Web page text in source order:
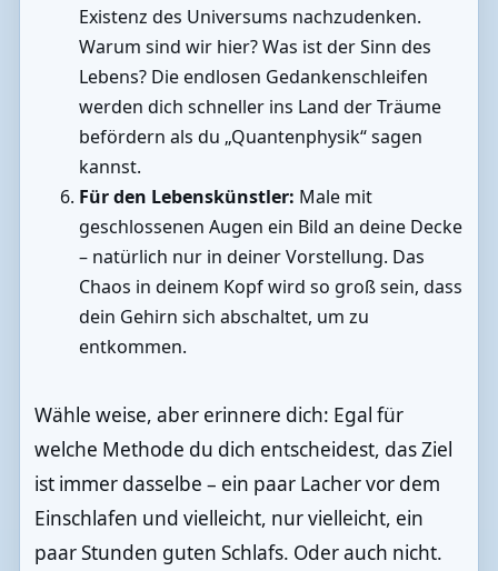
Existenz des Universums nachzudenken.
Warum sind wir hier? Was ist der Sinn des
Lebens? Die endlosen Gedankenschleifen
werden dich schneller ins Land der Träume
befördern als du „Quantenphysik“ sagen
kannst.
Für den Lebenskünstler: Male mit
geschlossenen Augen ein Bild an deine Decke
– natürlich nur in deiner Vorstellung. Das
Chaos in deinem Kopf wird so groß sein, dass
dein Gehirn sich abschaltet, um zu
entkommen.
Wähle weise, aber erinnere dich: Egal für
welche Methode du dich entscheidest, das Ziel
ist immer dasselbe – ein paar Lacher vor dem
Einschlafen und vielleicht, nur vielleicht, ein
paar Stunden guten Schlafs. Oder auch nicht.